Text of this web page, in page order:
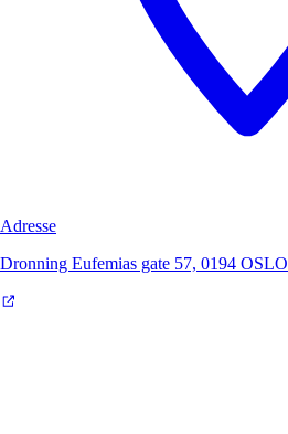
Adresse
Dronning Eufemias gate 57, 0194 OSLO